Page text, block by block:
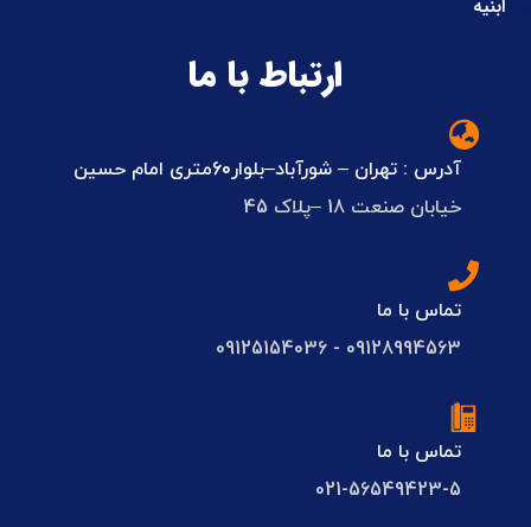
ابنیه
ارتباط با ما
آدرس : تهران – شورآباد–بلوار60متری امام حسین
خیابان صنعت 18 –پلاک 45
تماس با ما
09128994563 - 09125154036
تماس با ما
021-56549423-5